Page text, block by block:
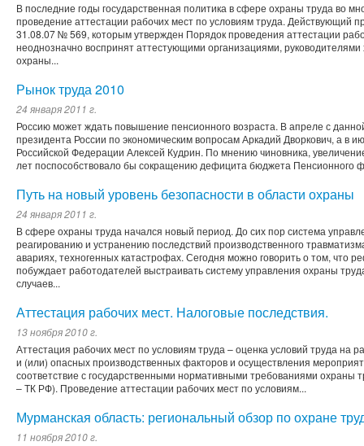
В последние годы государственная политика в сфере охраны труда во
проведение аттестации рабочих мест по условиям труда. Действующий
31.08.07 № 569, которым утвержден Порядок проведения аттестации
неоднозначно воспринят аттестующими организациями,
охраны...
Рынок труда 2010
24 января 2011 г.
Россию может ждать повышение пенсионного возраста. В апреле с
президента России по экономическим вопросам Аркадий Дворкович, а в
Российской Федерации Алексей Кудрин. По мнению чиновника,
лет поспособствовало бы сокращению дефицита бюджета Пенсионного
Путь на новый уровень безопасности в области охраны
24 января 2011 г.
В сфере охраны труда начался новый период. До сих пор система
реагированию и устранению последствий производственного
авариях, техногенных катастрофах. Сегодня можно говорить о том, что
побуждает работодателей выстраивать систему управления охраны
случаев...
Аттестация рабочих мест. Налоговые последствия.
13 ноября 2010 г.
Аттестация рабочих мест по условиям труда – оценка условий труда на
и (или) опасных производственных факторов и осуществления
соответствие с государственными нормативными требованиями охраны
– ТК РФ). Проведение аттестации рабочих мест по условиям...
Мурманская область: региональный обзор по охране
11 ноября 2010 г.